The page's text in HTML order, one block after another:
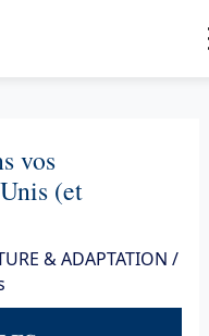
vos
(et
& ADAPTATION /